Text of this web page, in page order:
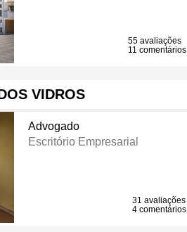
55 avaliações
11 comentários
VIDROS
Advogado
Escritório Empresarial
31 avaliações
4 comentários